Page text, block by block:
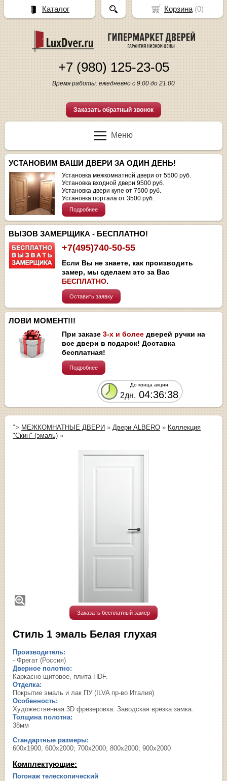
+7 (980) 125-23-05
Время работы: ежедневно с 9.00 до 21.00
Заказать обратный звонок
Меню
УСТАНОВИМ ВАШИ ДВЕРИ ЗА ОДИН ДЕНЬ!
Установка межкомнатной двери от 5500 руб.
Установка входной двери 9500 руб.
Установка двери купе от 7500 руб.
Установка портала от 3500 руб.
Подробнее
ВЫЗОВ ЗАМЕРЩИКА - БЕСПЛАТНО!
+7(495)740-50-55
Если Вы не знаете, как производить
замер, мы сделаем это за Вас
БЕСПЛАТНО.
Оставить заявку
ЛОВИ МОМЕНТ!!!
При заказе3-х и более дверей ручки на
все двери в подарок! Доставка
бесплатная!
Подробнее
До конца акции
2дн. 04:36:38
"> МЕЖКОМНАТНЫЕ ДВЕРИ » Двери ALBERO » Коллекция
"Скин" (эмаль) »
Заказать бесплатный замер
Стиль 1 эмаль Белая глухая
Производитель:
- Фрегат (Россия)
Дверное полотно:
Каркасно-щитовое, плита HDF.
Отделка:
Покрытие эмаль и лак ПУ (ILVA пр-во Италия)
Особенность:
Художественная 3D фрезеровка. Заводская врезка замка.
Толщина полотна:
38мм
Стандартные размеры:
600х1900, 600х2000; 700х2000; 800х2000; 900х2000
Комплектующие:
Погонаж телескопический
Корзина(0)
Каталог